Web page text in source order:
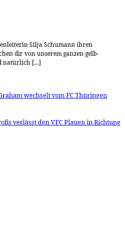
Silja Schumann ihren
dir von unserem ganzen gelb-
natürlich […]
wechselt vom FC Thüringen
verlässt den VFC Plauen in Richtung